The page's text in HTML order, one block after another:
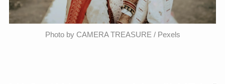
Photo by CAMERA TREASURE / Pexels